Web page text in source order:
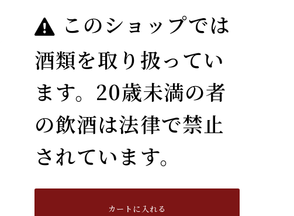
このショップでは
酒類を取り扱ってい
ます。20歳未満の者
の飲酒は法律で禁止
されています。
カートに入れる